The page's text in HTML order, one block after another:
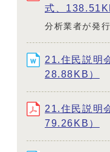
式、
分析業者が発
21.住民説明
28.88KB）
21.住民説明
79.26KB）